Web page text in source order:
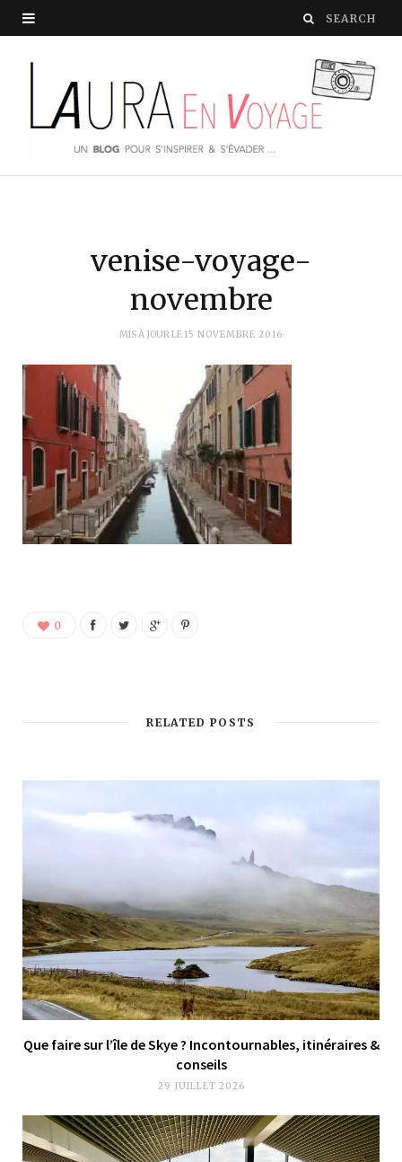
venise-voyage-
novembre
MIS À JOUR LE15 NOVEMBRE 2016
0
RELATED POSTS
Que faire sur l’île de Skye ? Incontournables, itinéraires &
conseils
29 JUILLET 2026